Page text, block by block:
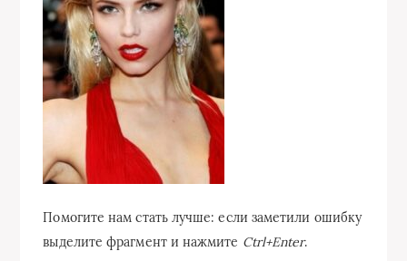
Помогите нам стать лучше: если заметили ошибку
выделите фрагмент и нажмите Ctrl+Enter.